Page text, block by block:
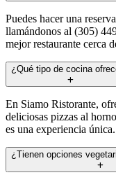
Puedes hacer una
llamándonos al (305)
mejor restaurante cerca
¿Qué tipo de cocina
En Siamo Ristorante,
deliciosas pizzas al
es una experiencia única.
¿Tienen opciones